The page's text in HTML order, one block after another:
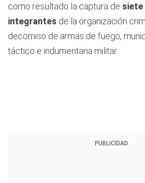
como resultado la captura de siete
integrantes de la organización
decomiso de armas de fuego,
táctico e indumentaria militar.
PUBLICIDAD